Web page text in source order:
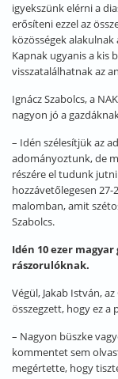
igyekszünk elérni a
erősíteni ezzel az
közösségek
Kapnak ugyanis a kis
visszatalálhatnak az
Ignácz Szabolcs, a
nagyon jó a
– Idén szélesítjük az
adományoztunk, de
részére el tudunk
hozzávetőlegesen
malomban, amit
Szabolcs.
Idén 10 ezer
rászorulóknak.
Végül, Jakab István,
összegzett, hogy ez a
– Nagyon büszke
kommentet sem
megértette, hogy